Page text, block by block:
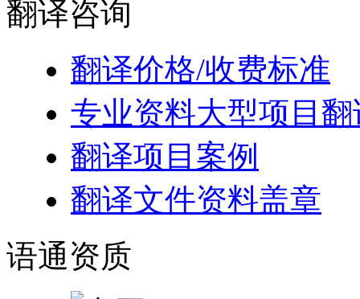
翻译咨询
翻译价格/收费标准
专业资料大型项目翻
翻译项目案例
翻译文件资料盖章
语通资质